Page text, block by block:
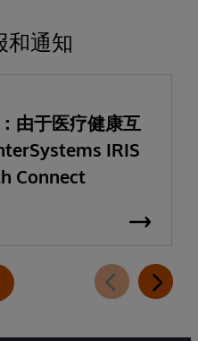
和通知
由于医疗健康互
IRIS
Connect